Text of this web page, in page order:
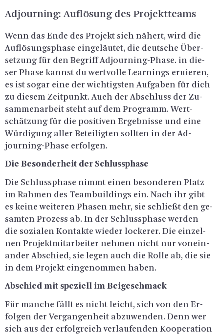
Ad­journing: Auf­lö­sung des Pro­jekt­teams
Wenn das Ende des Pro­jekt sich nä­hert, wird die
Auf­lö­sungs­pha­se ein­ge­läu­tet, die deut­sche Über­
set­zung für den Be­griff Ad­journing-Pha­se. in die­
ser Phase kannst du wert­vol­le Learnings eru­ie­ren,
es ist sogar eine der wich­tigs­ten Auf­ga­ben für dich
zu die­sem Zeit­punkt. Auch der Ab­schluss der Zu­
sam­men­ar­beit steht auf dem Pro­gramm. Wert­
schät­zung für die po­si­ti­ven Er­geb­nis­se und eine
Wür­di­gung aller Be­tei­lig­ten soll­ten in der Ad­
journing-Pha­se er­fol­gen.
Die Be­son­der­heit der Schluss­pha­se
Die Schluss­pha­se nimmt einen be­son­de­ren Platz
im Rah­men des Team­buil­dings ein. Nach ihr gibt
es keine wei­te­ren Pha­sen mehr, sie schlie­ßt den ge­
sam­ten Pro­zess ab. In der Schluss­pha­se wer­den
die so­zia­len Kon­tak­te wie­der lo­cke­rer. Die ein­zel­
nen Pro­jekt­mit­ar­bei­ter neh­men nicht nur von­ein­
an­der Ab­schied, sie legen auch die Rolle ab, die sie
in dem Pro­jekt ein­ge­nom­men haben.
Ab­schied mit spe­zi­ell im Bei­ge­schmack
Für man­che fällt es nicht leicht, sich von den Er­
fol­gen der Ver­gan­gen­heit ab­zu­wen­den. Denn wer
sich aus der er­folg­reich ver­lau­fen­den Ko­ope­ra­ti­on